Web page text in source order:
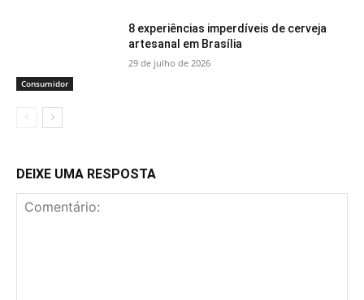
Consumidor
8 experiências imperdíveis de cerveja
artesanal em Brasília
29 de julho de 2026
DEIXE UMA RESPOSTA